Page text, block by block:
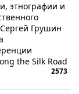
этнографии и
Грушин
the Silk Road
2573